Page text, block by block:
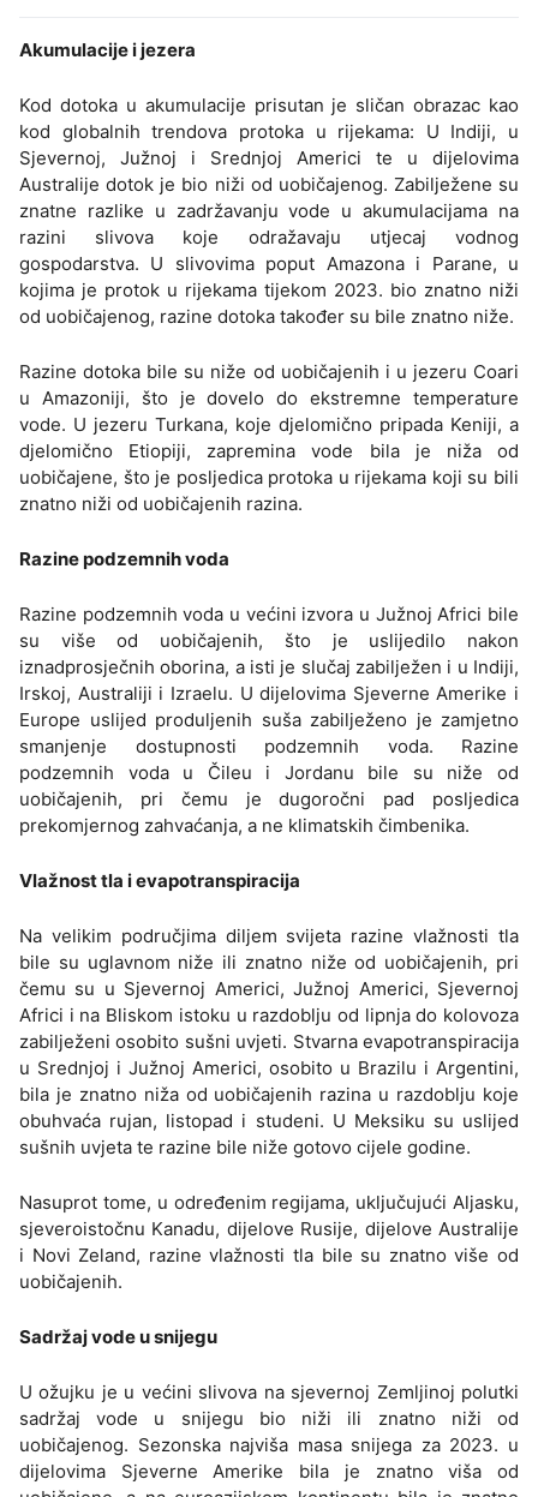
Akumulacije i jezera
Kod dotoka u akumulacije prisutan je sličan obrazac kao
kod globalnih trendova protoka u rijekama: U Indiji, u
Sjevernoj, Južnoj i Srednjoj Americi te u dijelovima
Australije dotok je bio niži od uobičajenog. Zabilježene su
znatne razlike u zadržavanju vode u akumulacijama na
razini slivova koje odražavaju utjecaj vodnog
gospodarstva. U slivovima poput Amazona i Parane, u
kojima je protok u rijekama tijekom 2023. bio znatno niži
od uobičajenog, razine dotoka također su bile znatno niže.
Razine dotoka bile su niže od uobičajenih i u jezeru Coari
u Amazoniji, što je dovelo do ekstremne temperature
vode. U jezeru Turkana, koje djelomično pripada Keniji, a
djelomično Etiopiji, zapremina vode bila je niža od
uobičajene, što je posljedica protoka u rijekama koji su bili
znatno niži od uobičajenih razina.
Razine podzemnih voda
Razine podzemnih voda u većini izvora u Južnoj Africi bile
su više od uobičajenih, što je uslijedilo nakon
iznadprosječnih oborina, a isti je slučaj zabilježen i u Indiji,
Irskoj, Australiji i Izraelu. U dijelovima Sjeverne Amerike i
Europe uslijed produljenih suša zabilježeno je zamjetno
smanjenje dostupnosti podzemnih voda. Razine
podzemnih voda u Čileu i Jordanu bile su niže od
uobičajenih, pri čemu je dugoročni pad posljedica
prekomjernog zahvaćanja, a ne klimatskih čimbenika.
Vlažnost tla i evapotranspiracija
Na velikim područjima diljem svijeta razine vlažnosti tla
bile su uglavnom niže ili znatno niže od uobičajenih, pri
čemu su u Sjevernoj Americi, Južnoj Americi, Sjevernoj
Africi i na Bliskom istoku u razdoblju od lipnja do kolovoza
zabilježeni osobito sušni uvjeti. Stvarna evapotranspiracija
u Srednjoj i Južnoj Americi, osobito u Brazilu i Argentini,
bila je znatno niža od uobičajenih razina u razdoblju koje
obuhvaća rujan, listopad i studeni. U Meksiku su uslijed
sušnih uvjeta te razine bile niže gotovo cijele godine.
Nasuprot tome, u određenim regijama, uključujući Aljasku,
sjeveroistočnu Kanadu, dijelove Rusije, dijelove Australije
i Novi Zeland, razine vlažnosti tla bile su znatno više od
uobičajenih.
Sadržaj vode u snijegu
U ožujku je u većini slivova na sjevernoj Zemljinoj polutki
sadržaj vode u snijegu bio niži ili znatno niži od
uobičajenog. Sezonska najviša masa snijega za 2023. u
dijelovima Sjeverne Amerike bila je znatno viša od